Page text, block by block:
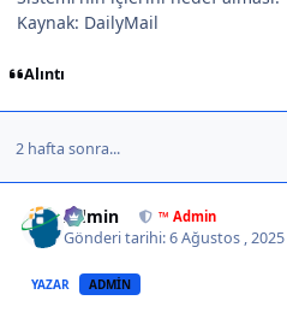
Kaynak: DailyMail
Alıntı
2 hafta sonra...
Admin ™ Admin
Gönderi tarihi:6 Ağustos , 2025
YAZAR ADMIN